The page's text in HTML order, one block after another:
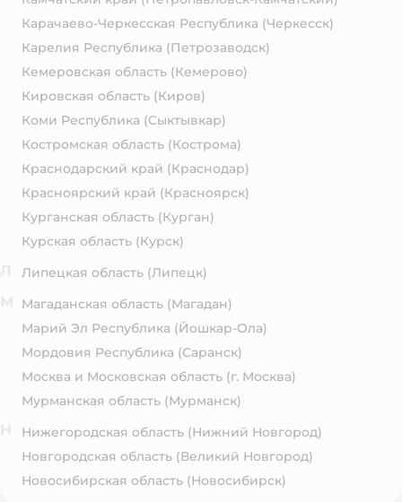
Карачаево-Черкесская Республика (Черкесск)
Карелия Республика (Петрозаводск)
Кемеровская область (Кемерово)
Кировская область (Киров)
Коми Республика (Сыктывкар)
Костромская область (Кострома)
Краснодарский край (Краснодар)
Красноярский край (Красноярск)
Курганская область (Курган)
Курская область (Курск)
Липецкая область (Липецк)
Магаданская область (Магадан)
Марий Эл Республика (Йошкар-Ола)
Мордовия Республика (Саранск)
Москва и Московская область (г. Москва)
Мурманская область (Мурманск)
Нижегородская область (Нижний Новгород)
Новгородская область (Великий Новгород)
Новосибирская область (Новосибирск)